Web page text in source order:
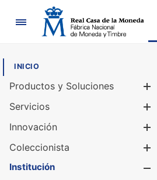
Navegación
INICIO
Productos y Soluciones
Servicios
Innovación
Coleccionista
Institución